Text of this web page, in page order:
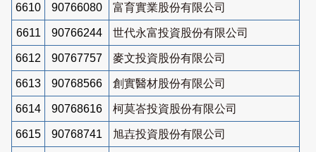
6610 90766080 富育實業股份有限公司
6611 90766244 世代永富投資股份有限公司
6612 90767757 麥文投資股份有限公司
6613 90768566 創實醫材股份有限公司
6614 90768616 柯莫峇投資股份有限公司
6615 90768741 旭壵投資股份有限公司